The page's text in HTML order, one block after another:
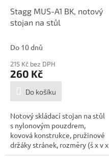
Stagg MUS-A1 BK, notový
stojan na stůl
Do 10 dnů
215 Kč bez DPH
260 Kč
Do košíku
Notový skládací stojan na stůl
s nylonovým pouzdrem,
kovová konstrukce, pružinové
držáky stránek, rozměry (š x v x
h)...